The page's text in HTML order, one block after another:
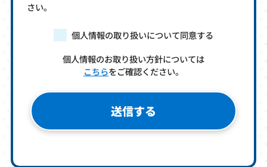
さい。
個人情報の取り扱いについて同意する
個人情報のお取り扱い方針については
こちらをご確認ください。